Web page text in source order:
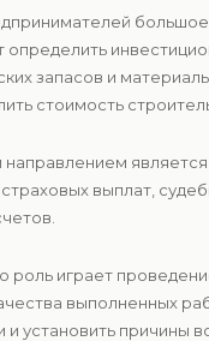
запасов и
стоимость
выплат,
играет
выполненных
установить